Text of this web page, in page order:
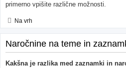
primerno vpišite različne možnosti.
Na vrh
Naročnine na teme in
Kakšna je razlika med zaznamki in